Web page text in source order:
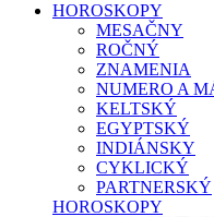
HOROSKOPY
MESAČNY
ROČNÝ
ZNAMENIA
NUMERO A
KELTSKÝ
EGYPTSKÝ
INDIÁNSKY
CYKLICKÝ
PARTNERSKÝ
HOROSKOPY